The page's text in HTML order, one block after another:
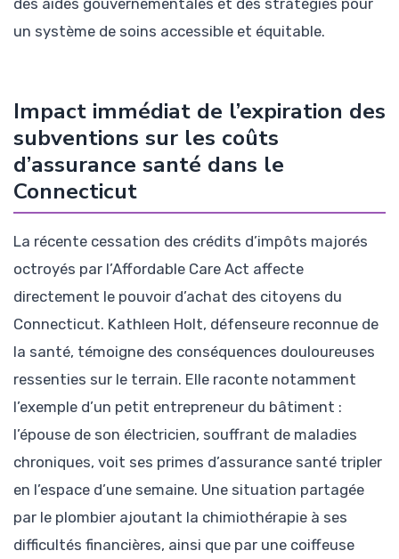
un système de soins accessible et équitable.
Impact immédiat de l’expiration des
subventions sur les coûts
d’assurance santé dans le
Connecticut
La récente cessation des crédits d’impôts majorés
octroyés par l’Affordable Care Act affecte
directement le pouvoir d’achat des citoyens du
Connecticut. Kathleen Holt, défenseure reconnue de
la santé, témoigne des conséquences douloureuses
ressenties sur le terrain. Elle raconte notamment
l’exemple d’un petit entrepreneur du bâtiment :
l’épouse de son électricien, souffrant de maladies
chroniques, voit ses primes d’assurance santé tripler
en l’espace d’une semaine. Une situation partagée
par le plombier ajoutant la chimiothérapie à ses
difficultés financières, ainsi que par une coiffeuse